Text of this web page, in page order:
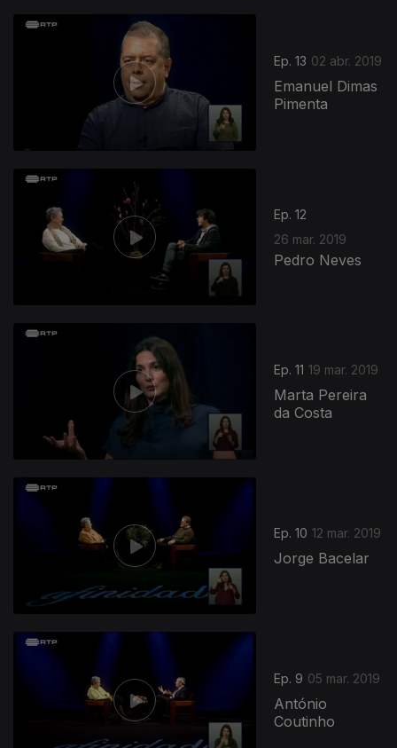
Ep. 13 02 abr. 2019
Emanuel Dimas
Pimenta
Ep. 12
26 mar. 2019
Pedro Neves
Ep. 11 19 mar. 2019
Marta Pereira
da Costa
Ep. 10 12 mar. 2019
Jorge Bacelar
Ep. 9 05 mar. 2019
António
Coutinho